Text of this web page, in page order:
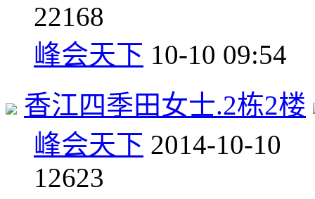
22168
峰会天下 10-10 09:54
香江四季田女士.2栋2楼
峰会天下 2014-10-10
12623